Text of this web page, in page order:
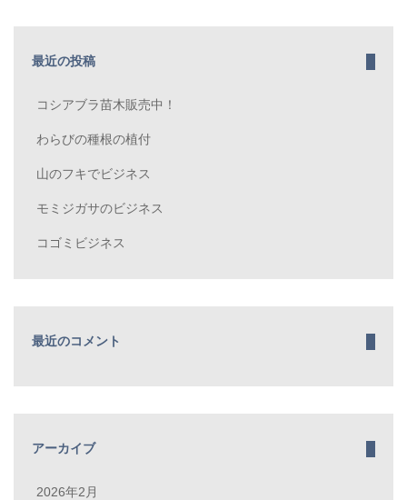
最近の投稿
コシアブラ苗木販売中！
わらびの種根の植付
山のフキでビジネス
モミジガサのビジネス
コゴミビジネス
最近のコメント
アーカイブ
2026年2月